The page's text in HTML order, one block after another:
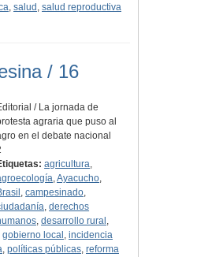
, salud , salud reproductiva
/ 16
/ La jornada de
agraria que puso al
en el debate nacional
agricultura,
,Ayacucho,
,campesinado,
,derechos
,desarrollo rural ,
gobierno local , incidencia
, políticas públicas, reforma